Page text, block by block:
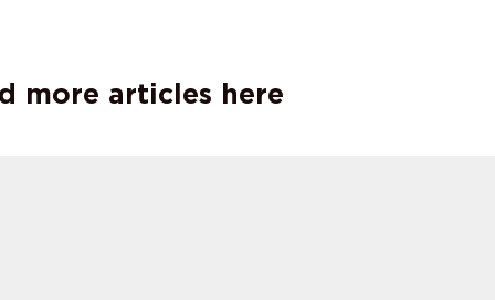
more articles here